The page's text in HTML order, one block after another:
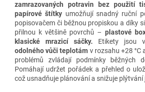
zamrazovaných potravin
bez použití
papírové štítky umožňují snadný ruční
popisovačem či běžnou propiskou a díky
přilnou k většině povrchů – plastové
klasické mrazicí sáčky. Etikety jsou
odolného vůči teplotám v rozsahu +28 °C
problémů zvládají podmínky běžných
Pomáhají udržet pořádek a přehled o
což usnadňuje plánování a snižuje plýtvání